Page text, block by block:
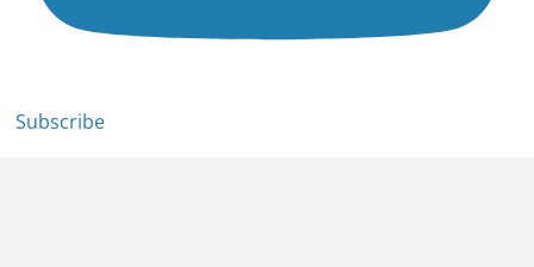
Subscribe